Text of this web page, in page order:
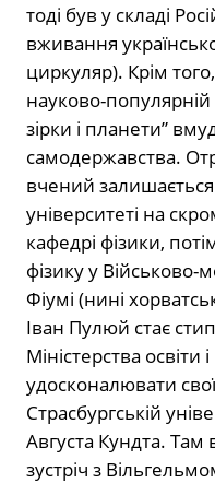
тоді був у складі
вживання
циркуляр). Крім
науково-популярній
зірки і планети”
самодержавства.
вчений
університеті на
кафедрі фізики,
фізику у Військово-
Фіумі (нині
Іван Пулюй стає
Міністерства освіти
удосконалювати
Страсбургській
Августа Кундта. Там
зустріч з